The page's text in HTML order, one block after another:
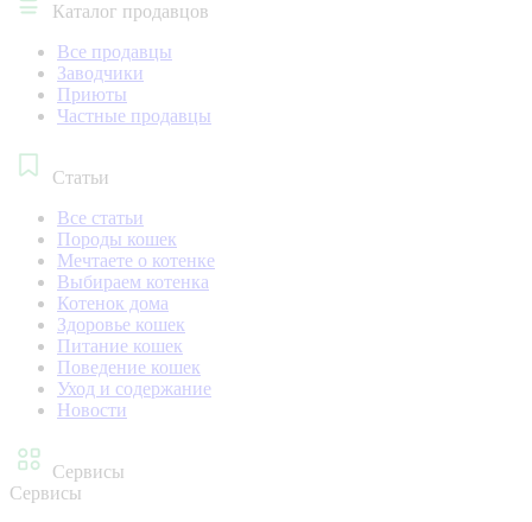
Каталог продавцов
Все продавцы
Заводчики
Приюты
Частные продавцы
Статьи
Все статьи
Породы кошек
Мечтаете о котенке
Выбираем котенка
Котенок дома
Здоровье кошек
Питание кошек
Поведение кошек
Уход и содержание
Новости
Сервисы
Сервисы